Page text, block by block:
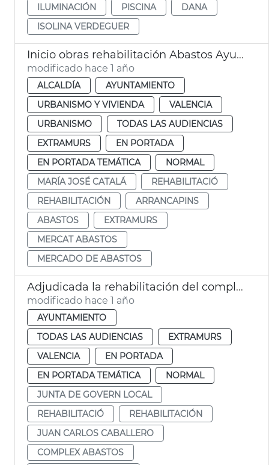
ILUMINACIÓN
PISCINA
DANA
ISOLINA VERDEGUER
Inicio obras rehabilitación Abastos Ayuntamiento València
modificado hace 1 año
ALCALDÍA
AYUNTAMIENTO
URBANISMO Y VIVIENDA
VALENCIA
URBANISMO
TODAS LAS AUDIENCIAS
EXTRAMURS
EN PORTADA
EN PORTADA TEMÁTICA
NORMAL
MARÍA JOSÉ CATALÁ
REHABILITACIÓ
REHABILITACIÓN
ARRANCAPINS
ABASTOS
EXTRAMURS
MERCAT ABASTOS
MERCADO DE ABASTOS
Adjudicada la rehabilitación del complejo de Abastos de València
modificado hace 1 año
AYUNTAMIENTO
TODAS LAS AUDIENCIAS
EXTRAMURS
VALENCIA
EN PORTADA
EN PORTADA TEMÁTICA
NORMAL
JUNTA DE GOVERN LOCAL
REHABILITACIÓ
REHABILITACIÓN
JUAN CARLOS CABALLERO
COMPLEX ABASTOS